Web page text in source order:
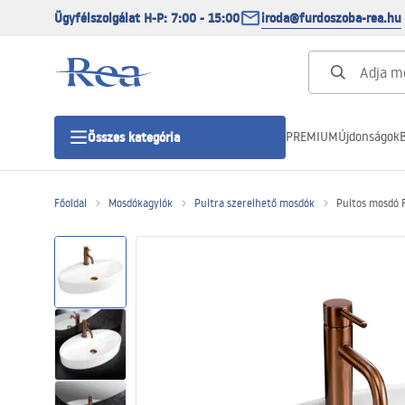
Ügyfélszolgálat H-P: 7:00 - 15:00 iroda@furdoszoba-rea.hu
Összes kategória
Zuhanytálcák
Zuhanylefolyók
PREMIUMÚjdonságok
Főoldal Mosdókagylók Pultra szerelhető mosdók Pultos mosdó